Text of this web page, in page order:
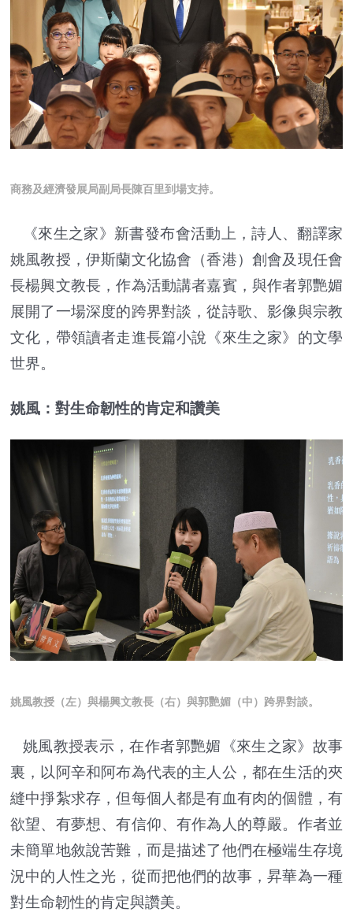
商務及經濟發展局副局長陳百里到場支持。
《來生之家》新書發布會活動上，詩人、翻譯家
姚風教授，伊斯蘭文化協會（香港）創會及現任會
長楊興文教長，作為活動講者嘉賓，與作者郭艷媚
展開了一場深度的跨界對談，從詩歌、影像與宗教
文化，帶領讀者走進長篇小說《來生之家》的文學
世界。
姚風：對生命韌性的肯定和讚美
姚風教授（左）與楊興文教長（右）與郭艷媚（中）跨界對談。
姚風教授表示，在作者郭艷媚《來生之家》故事
裏，以阿辛和阿布為代表的主人公，都在生活的夾
縫中掙紮求存，但每個人都是有血有肉的個體，有
欲望、有夢想、有信仰、有作為人的尊嚴。作者並
未簡單地敘說苦難，而是描述了他們在極端生存境
況中的人性之光，從而把他們的故事，昇華為一種
對生命韌性的肯定與讚美。